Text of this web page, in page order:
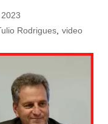
Rodrigues, video